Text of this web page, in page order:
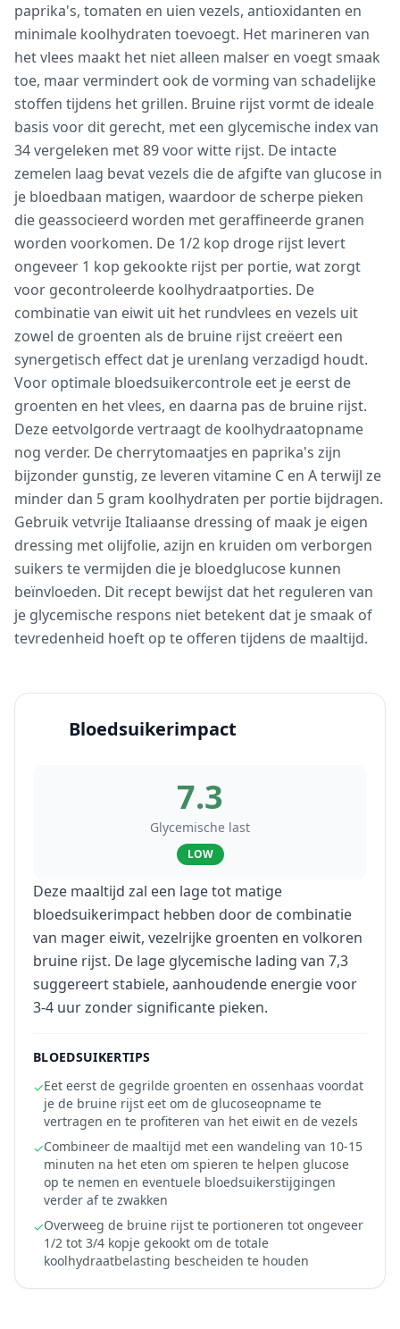
paprika's, tomaten en uien vezels, antioxidanten en
minimale koolhydraten toevoegt. Het marineren van
het vlees maakt het niet alleen malser en voegt smaak
toe, maar vermindert ook de vorming van schadelijke
stoffen tijdens het grillen. Bruine rijst vormt de ideale
basis voor dit gerecht, met een glycemische index van
34 vergeleken met 89 voor witte rijst. De intacte
zemelen laag bevat vezels die de afgifte van glucose in
je bloedbaan matigen, waardoor de scherpe pieken
die geassocieerd worden met geraffineerde granen
worden voorkomen. De 1/2 kop droge rijst levert
ongeveer 1 kop gekookte rijst per portie, wat zorgt
voor gecontroleerde koolhydraatporties. De
combinatie van eiwit uit het rundvlees en vezels uit
zowel de groenten als de bruine rijst creëert een
synergetisch effect dat je urenlang verzadigd houdt.
Voor optimale bloedsuikercontrole eet je eerst de
groenten en het vlees, en daarna pas de bruine rijst.
Deze eetvolgorde vertraagt de koolhydraatopname
nog verder. De cherrytomaatjes en paprika's zijn
bijzonder gunstig, ze leveren vitamine C en A terwijl ze
minder dan 5 gram koolhydraten per portie bijdragen.
Gebruik vetvrije Italiaanse dressing of maak je eigen
dressing met olijfolie, azijn en kruiden om verborgen
suikers te vermijden die je bloedglucose kunnen
beïnvloeden. Dit recept bewijst dat het reguleren van
je glycemische respons niet betekent dat je smaak of
tevredenheid hoeft op te offeren tijdens de maaltijd.
Bloedsuikerimpact
7.3
Glycemische last
LOW
Deze maaltijd zal een lage tot matige
bloedsuikerimpact hebben door de combinatie
van mager eiwit, vezelrijke groenten en volkoren
bruine rijst. De lage glycemische lading van 7,3
suggereert stabiele, aanhoudende energie voor
3-4 uur zonder significante pieken.
BLOEDSUIKERTIPS
✓Eet eerst de gegrilde groenten en ossenhaas voordat
je de bruine rijst eet om de glucoseopname te
vertragen en te profiteren van het eiwit en de vezels
✓Combineer de maaltijd met een wandeling van 10-15
minuten na het eten om spieren te helpen glucose
op te nemen en eventuele bloedsuikerstijgingen
verder af te zwakken
✓Overweeg de bruine rijst te portioneren tot ongeveer
1/2 tot 3/4 kopje gekookt om de totale
koolhydraatbelasting bescheiden te houden